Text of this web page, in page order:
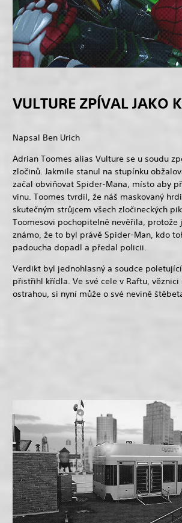
VULTURE ZPÍVAL JAKO
Napsal Ben Urich
Adrian Toomes alias Vulture se u soudu
zločinů. Jakmile stanul na stupínku
začal obviňovat Spider-Mana, místo aby
vinu. Toomes tvrdil, že náš maskovaný
skutečným strůjcem všech zločineckých
Toomesovi pochopitelně nevěřila, protože
známo, že to byl právě Spider-Man, kdo
padoucha dopadl a předal policii.
Verdikt byl jednohlasný a soudce
přistřihl křídla. Ve své cele v Raftu,
ostrahou, si nyní může o své nevině